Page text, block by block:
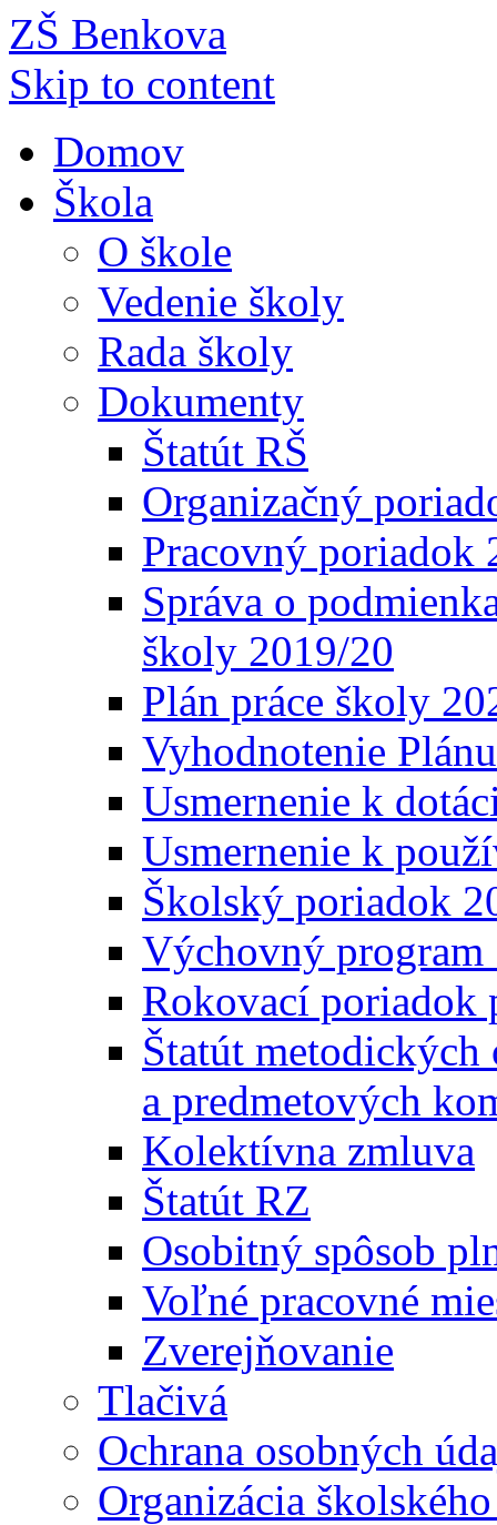
ZŠ Benkova
Skip to content
Domov
Škola
O škole
Vedenie školy
Rada školy
Dokumenty
Štatút RŠ
Organizačný
Pracovný poriadok
Správa o
školy 2019/20
Plán práce školy
Vyhodnotenie
Usmernenie k
Usmernenie k
Školský poriadok
Výchovný
Rokovací poriadok
Štatút
a predmetových
Kolektívna zmluva
Štatút RZ
Osobitný spôsob
Voľné pracovné
Zverejňovanie
Tlačivá
Ochrana osobných
Organizácia